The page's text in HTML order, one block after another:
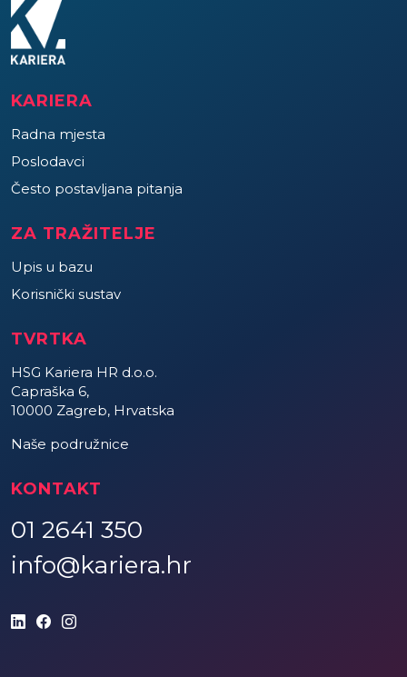
KARIERA
Radna mjesta
Poslodavci
Često postavljana pitanja
ZA TRAŽITELJE
Upis u bazu
Korisnički sustav
TVRTKA
HSG Kariera HR d.o.o.
Capraška 6,
10000 Zagreb, Hrvatska
Naše podružnice
KONTAKT
01 2641 350
info@kariera.hr